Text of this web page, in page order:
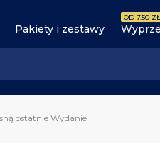
Pakiety i zestawy
OD 7.50
ostatnie Wydanie II